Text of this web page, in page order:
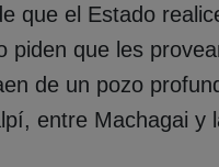
que el Estado
piden que les
de un pozo
entre Machagai y